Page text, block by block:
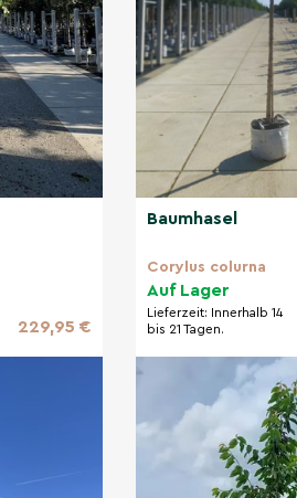
229,95 €
Baumhasel
Corylus colurna
Auf Lager
Lieferzeit: Innerhalb 14
bis 21 Tagen.